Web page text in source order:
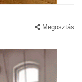
Megosztás